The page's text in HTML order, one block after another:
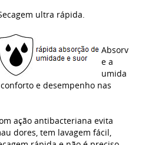
ultra rápida.
Absorv
e a
umida
e desempenho nas
ação antibacteriana evita
dores, tem lavagem fácil,